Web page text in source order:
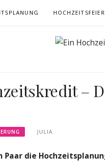
HOCHZEITSFEIER
–
JULIA
Paar die